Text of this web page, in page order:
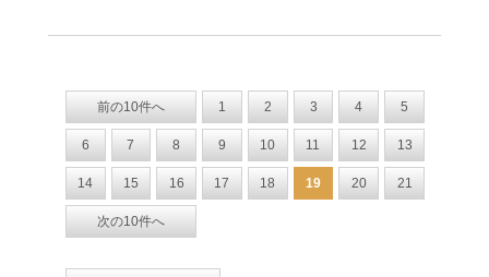
前の10件へ 1 2 3 4 5
6 7 8 9 10 11 12 13
14 15 16 17 18 19 20 21
次の10件へ